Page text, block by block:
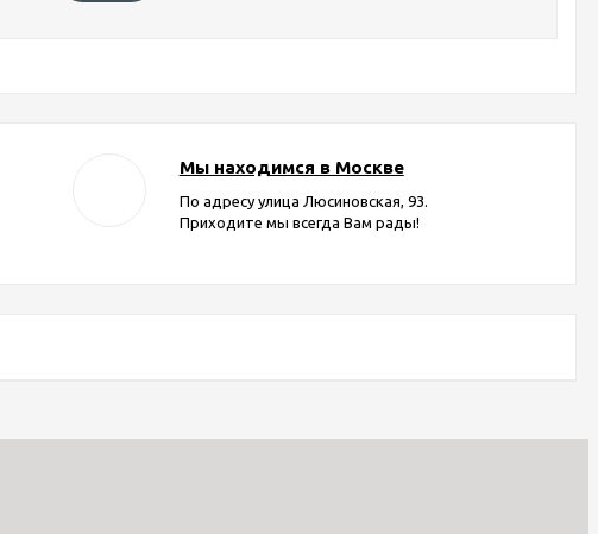
Мы находимся в Москве
По адресу улица Люсиновская, 93.
Приходите мы всегда Вам рады!